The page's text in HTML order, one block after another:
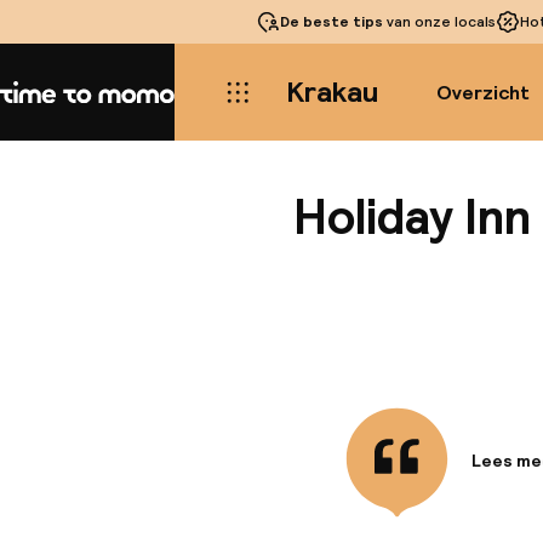
De beste tips van onze locals
Home Krakau Overzicht
Holiday
Lees